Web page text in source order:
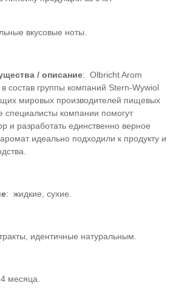
вкусовые ноты.
/ описание: Olbricht Arom
состав группы компаний Stern-Wywiol
мировых производителей пищевых
специалисты компании помогут
и разработать единственно верное
идеально подходили к продукту и
: жидкие, сухие.
идентичные натуральным.
месяца.